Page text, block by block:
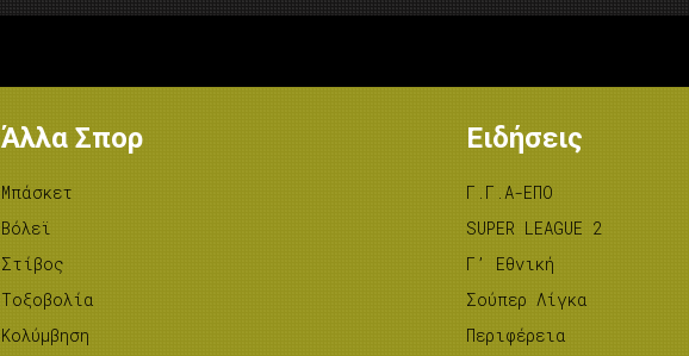
Άλλα Σπορ
Μπάσκετ
Βόλεϊ
Στίβος
Tοξοβολία
Κολύμβηση
Ειδήσεις
Γ.Γ.Α-ΕΠΟ
SUPER LEAGUE 2
Γ’ Εθνική
Σούπερ Λίγκα
Περιφέρεια